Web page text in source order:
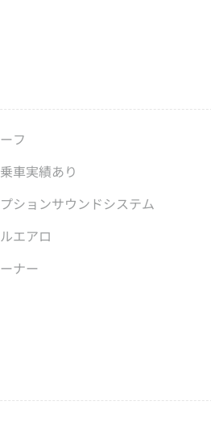
フ
車実績あり
ションサウンドシステム
エアロ
ナー